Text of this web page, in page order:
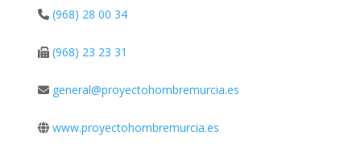
(968) 28 00 34
(968) 23 23 31
general@proyectohombremurcia.es
www.proyectohombremurcia.es